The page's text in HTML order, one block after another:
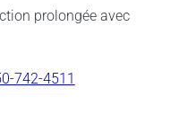
prolongée avec
742-4511